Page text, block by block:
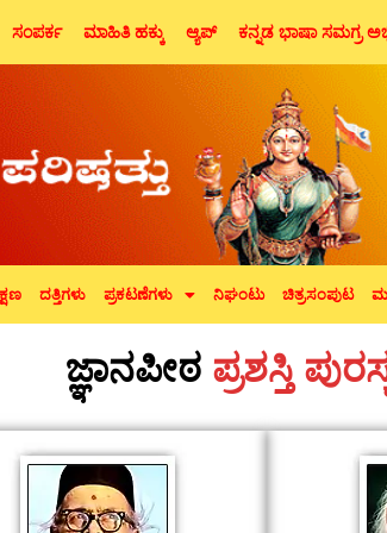
ಸಂಪರ್ಕ ಮಾಹಿತಿ ಹಕ್ಕು ಆ್ಯಪ್ ಕನ್ನಡ ಭಾಷಾ ಸಮಗ್ರ
ದತ್ತಿಗಳು ಪ್ರಕಟಣೆಗಳು ನಿಘಂಟು ಚಿತ್ರಸಂಪುಟ
ಜ್ಞಾನಪೀಠ ಪ್ರಶಸ್ತಿ